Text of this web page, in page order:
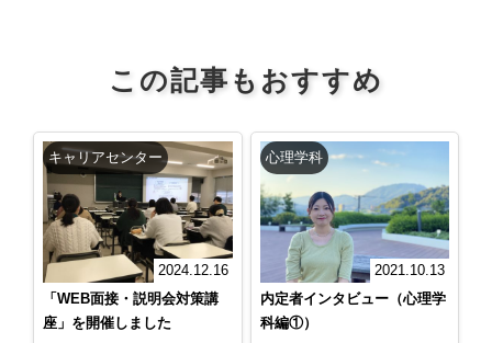
この記事もおすすめ
キャリアセンター
2024.12.16
「WEB面接・説明会対策講
座」を開催しました
心理学科
2021.10.13
内定者インタビュー（心理学
科編①）